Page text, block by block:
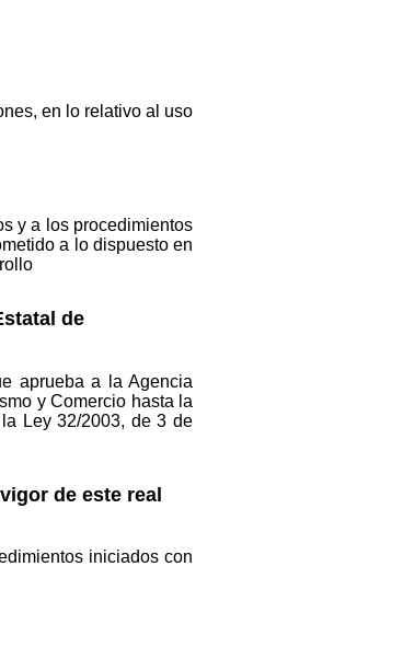
en lo relativo al uso
y a los procedimientos
a lo dispuesto en
de
aprueba a la Agencia
y Comercio hasta la
Ley 32/2003, de 3 de
de este real
iniciados con